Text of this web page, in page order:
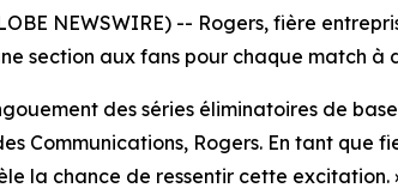
NEWSWIRE) -- Rogers, fière
section aux fans pour chaque match
des séries éliminatoires de
Communications, Rogers. En tant que
la chance de ressentir cette excitation.